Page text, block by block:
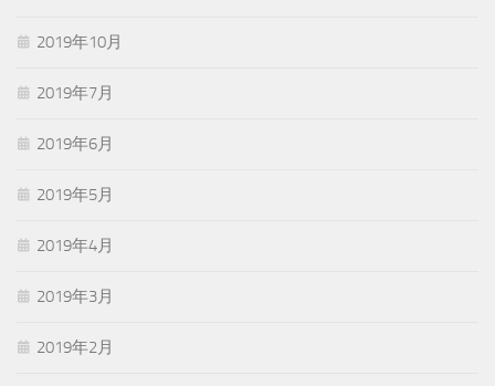
2019年10月
2019年7月
2019年6月
2019年5月
2019年4月
2019年3月
2019年2月